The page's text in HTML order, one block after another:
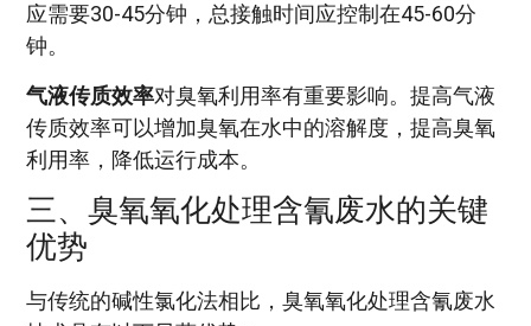
应需要30-45分钟，总接触时间应控制在45-60分
钟。
气液传质效率对臭氧利用率有重要影响。提高气液
传质效率可以增加臭氧在水中的溶解度，提高臭氧
利用率，降低运行成本。
三、臭氧氧化处理含氰废水的关键
优势
与传统的碱性氯化法相比，臭氧氧化处理含氰废水